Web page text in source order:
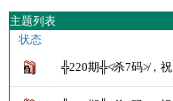
主题列表
状态
╬220期╬≮杀7码≯，